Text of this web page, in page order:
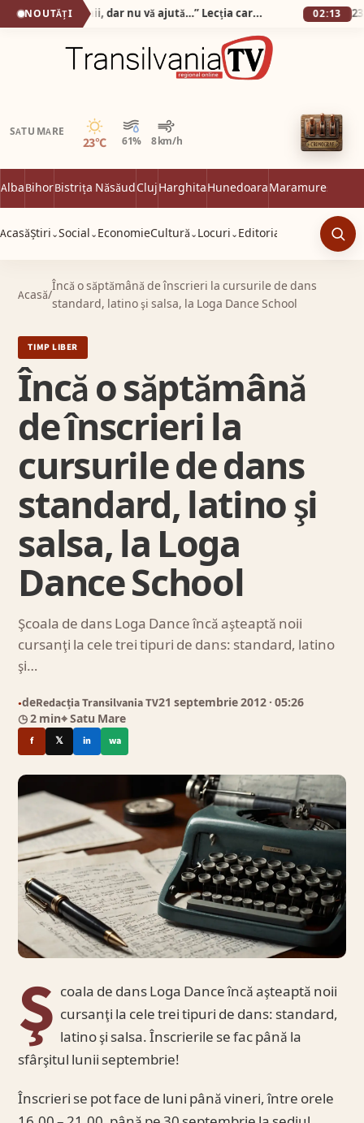
NOUTĂȚI „Pot să vă iau banii, dar nu vă ajută…” Lecția care mi-a frânt inima într-un cabinet optic din Alba Iulia! 02:13
SATU MARE
23°C 61% 8 km/h
Senin
AlbaBihorBistrița NăsăudClujHarghitaHunedoaraMaramureș
AcasăȘtiri ⌄Social ⌄ EconomieCultură ⌄ Locuri ⌄ Editorial
Acasă/
Încă o săptămână de înscrieri la cursurile de dans
standard, latino şi salsa, la Loga Dance School
TIMP LIBER
Încă o săptămână
de înscrieri la
cursurile de dans
standard, latino şi
salsa, la Loga
Dance School
Şcoala de dans Loga Dance încă aşteaptă noii
cursanţi la cele trei tipuri de dans: standard, latino
şi…
●deRedacția Transilvania TV21 septembrie 2012 · 05:26
◷ 2 min⌖ Satu Mare
f 𝕏 in wa
Ş coala de dans Loga Dance încă aşteaptă noii
cursanţi la cele trei tipuri de dans: standard,
latino şi salsa. Înscrierile se fac până la
sfârşitul lunii septembrie!
Înscrieri se pot face de luni până vineri, între orele